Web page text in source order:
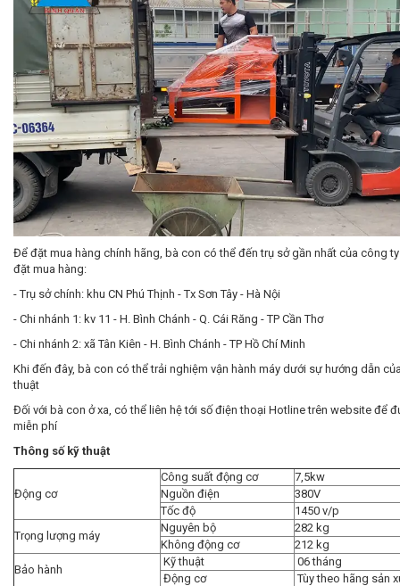
Để đặt mua hàng chính hãng, bà con có thể đến trụ sở gần nhất của công
đặt mua hàng:
- Trụ sở chính: khu CN Phú Thịnh - Tx Sơn Tây - Hà Nội
- Chi nhánh 1: kv 11 - H. Bình Chánh - Q. Cái Răng - TP Cần Thơ
- Chi nhánh 2: xã Tân Kiên - H. Bình Chánh - TP Hồ Chí Minh
Khi đến đây, bà con có thể trải nghiệm vận hành máy dưới sự hướng dẫn
thuật
Đối với bà con ở xa, có thể liên hệ tới số điện thoại Hotline trên website để
miễn phí
Thông số kỹ thuật
Động cơ
Công suất động cơ
7,5kw
Nguồn điện
380V
Tốc độ
1450 v/p
Trọng lượng máy
Nguyên bộ
282 kg
Không động cơ
212 kg
Bảo hành
Kỹ thuật
06 tháng
Động cơ
Tùy theo hãng sản